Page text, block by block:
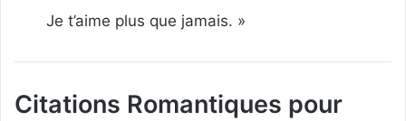
Je t’aime plus que jamais. »
Citations Romantiques pour